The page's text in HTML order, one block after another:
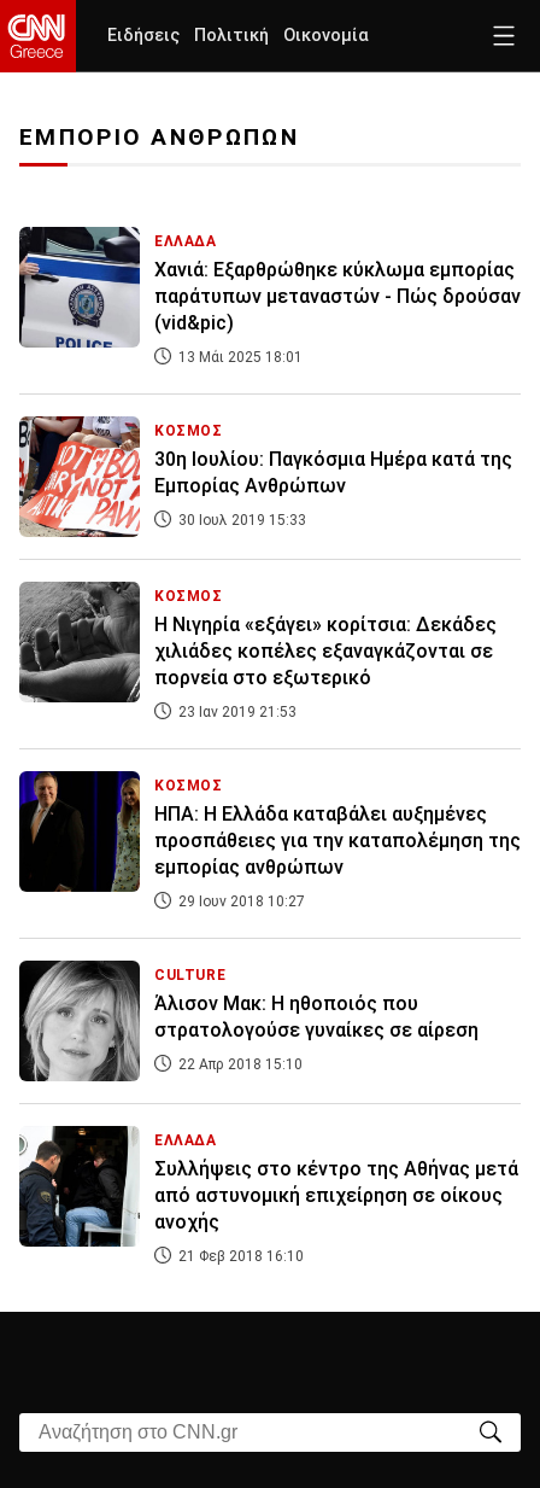
Ειδήσεις Πολιτική Οικονομία
ΕΜΠΟΡΙΟ ΑΝΘΡΩΠΩΝ
ΕΛΛΑΔΑ
Χανιά: Εξαρθρώθηκε κύκλωμα εμπορίας
παράτυπων μεταναστών - Πώς δρούσαν
(vid&pic)
13 Μάι 2025 18:01
ΚΟΣΜΟΣ
30η Ιουλίου: Παγκόσμια Ημέρα κατά της
Εμπορίας Ανθρώπων
30 Ιουλ 2019 15:33
ΚΟΣΜΟΣ
Η Νιγηρία «εξάγει» κορίτσια: Δεκάδες
χιλιάδες κοπέλες εξαναγκάζονται σε
πορνεία στο εξωτερικό
23 Ιαν 2019 21:53
ΚΟΣΜΟΣ
ΗΠΑ: Η Ελλάδα καταβάλει αυξημένες
προσπάθειες για την καταπολέμηση της
εμπορίας ανθρώπων
29 Ιουν 2018 10:27
CULTURE
Άλισον Μακ: Η ηθοποιός που
στρατολογούσε γυναίκες σε αίρεση
22 Απρ 2018 15:10
ΕΛΛΑΔΑ
Συλλήψεις στο κέντρο της Αθήνας μετά
από αστυνομική επιχείρηση σε οίκους
ανοχής
21 Φεβ 2018 16:10
Αναζήτηση στο CNN.gr